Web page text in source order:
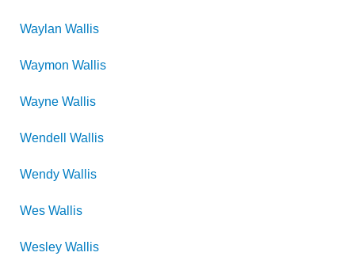
Waylan Wallis
Waymon Wallis
Wayne Wallis
Wendell Wallis
Wendy Wallis
Wes Wallis
Wesley Wallis